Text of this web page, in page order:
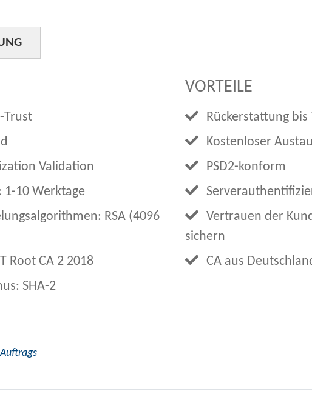
Trust
Validation
1-10 Werktage
RSA (4096
Root CA 2 2018
SHA-2
VORTEILE
Rückerstattung bis
Kostenloser
PSD2-konform
Vertrauen der
sichern
CA aus